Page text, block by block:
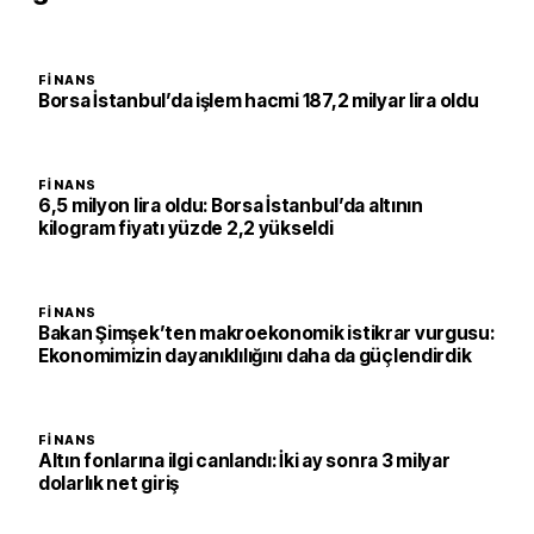
FINANS
Borsa İstanbul’da işlem hacmi 187,2 milyar lira oldu
FINANS
6,5 milyon lira oldu: Borsa İstanbul’da altının
kilogram fiyatı yüzde 2,2 yükseldi
FINANS
Bakan Şimşek’ten makroekonomik istikrar vurgusu:
Ekonomimizin dayanıklılığını daha da güçlendirdik
FINANS
Altın fonlarına ilgi canlandı: İki ay sonra 3 milyar
dolarlık net giriş